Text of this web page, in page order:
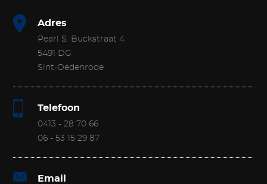
Adres
Pearl S. Buckstraat 4
5491 DG
Sint-Oedenrode
Telefoon
0413 - 28 70 66
06 - 53 15 29 87
Email